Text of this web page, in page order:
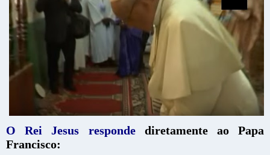
O Rei Jesus responde diretamente ao Papa
Francisco: